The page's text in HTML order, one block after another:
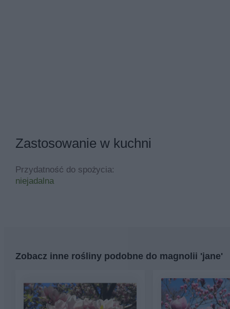
Zastosowanie w kuchni
Przydatność do spożycia:
niejadalna
Zobacz inne rośliny podobne do magnolii 'jane'